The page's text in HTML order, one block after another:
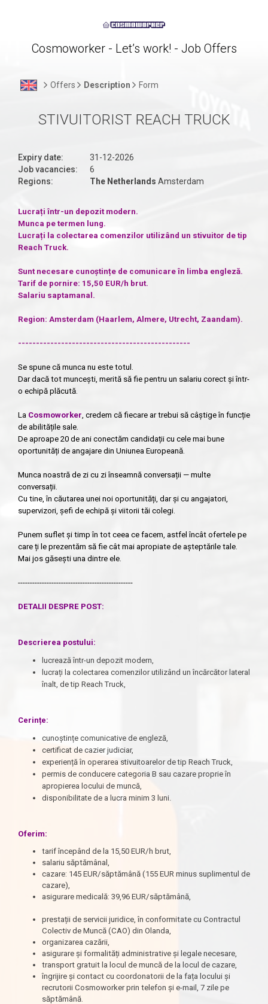
Cosmoworker - Let’s work! - Job Offers
Offers Description Form
STIVUITORIST REACH TRUCK
Expiry date:
31-12-2026
Job vacancies:
6
Regions:
The Netherlands Amsterdam
Lucrați într-un depozit modern.
Munca pe termen lung.
Lucrați la colectarea comenzilor utilizând un stivuitor de tip
Reach Truck.
Sunt necesare cunoștințe de comunicare în limba engleză.
Tarif de pornire: 15,50 EUR/h brut.
Salariu saptamanal.
Region: Amsterdam (Haarlem, Almere, Utrecht, Zaandam).
------------------------------------------------
Se spune că munca nu este totul.
Dar dacă tot muncești, merită să fie pentru un salariu corect și într-
o echipă plăcută.
La Cosmoworker, credem că fiecare ar trebui să câștige în funcție
de abilitățile sale.
De aproape 20 de ani conectăm candidații cu cele mai bune
oportunități de angajare din Uniunea Europeană.
Munca noastră de zi cu zi înseamnă conversații — multe
conversații.
Cu tine, în căutarea unei noi oportunități, dar și cu angajatori,
supervizori, șefi de echipă și viitorii tăi colegi.
Punem suflet și timp în tot ceea ce facem, astfel încât ofertele pe
care ți le prezentăm să fie cât mai apropiate de așteptările tale.
Mai jos găsești una dintre ele.
------------------------------------------------
DETALII DESPRE POST:
Descrierea postului:
lucrează într-un depozit modern,
lucrați la colectarea comenzilor utilizând un încărcător lateral
înalt, de tip Reach Truck,
Cerințe:
cunoștințe comunicative de engleză,
certificat de cazier judiciar,
experiență în operarea stivuitoarelor de tip Reach Truck,
permis de conducere categoria B sau cazare proprie în
apropierea locului de muncă,
disponibilitate de a lucra minim 3 luni.
Oferim:
tarif începând de la 15,50 EUR/h brut,
salariu săptămânal,
cazare: 145 EUR/săptămână (155 EUR minus suplimentul de
cazare),
asigurare medicală: 39,96 EUR/săptămână,
prestații de servicii juridice, în conformitate cu Contractul
Colectiv de Muncă (CAO) din Olanda,
organizarea cazării,
asigurare și formalități administrative și legale necesare,
transport gratuit la locul de muncă de la locul de cazare,
îngrijire și contact cu coordonatorii de la fața locului și
recrutorii Cosmoworker prin telefon și e-mail, 7 zile pe
săptămână.